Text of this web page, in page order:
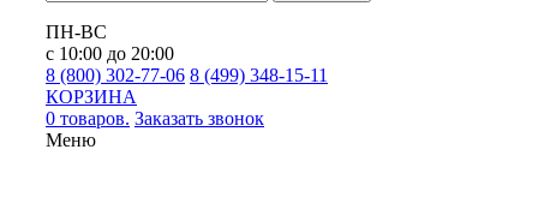
ПН-ВС
с 10:00 до 20:00
8 (800) 302-77-06 8 (499) 348-15-11
КОРЗИНА
0 товаров. Заказать звонок
Меню